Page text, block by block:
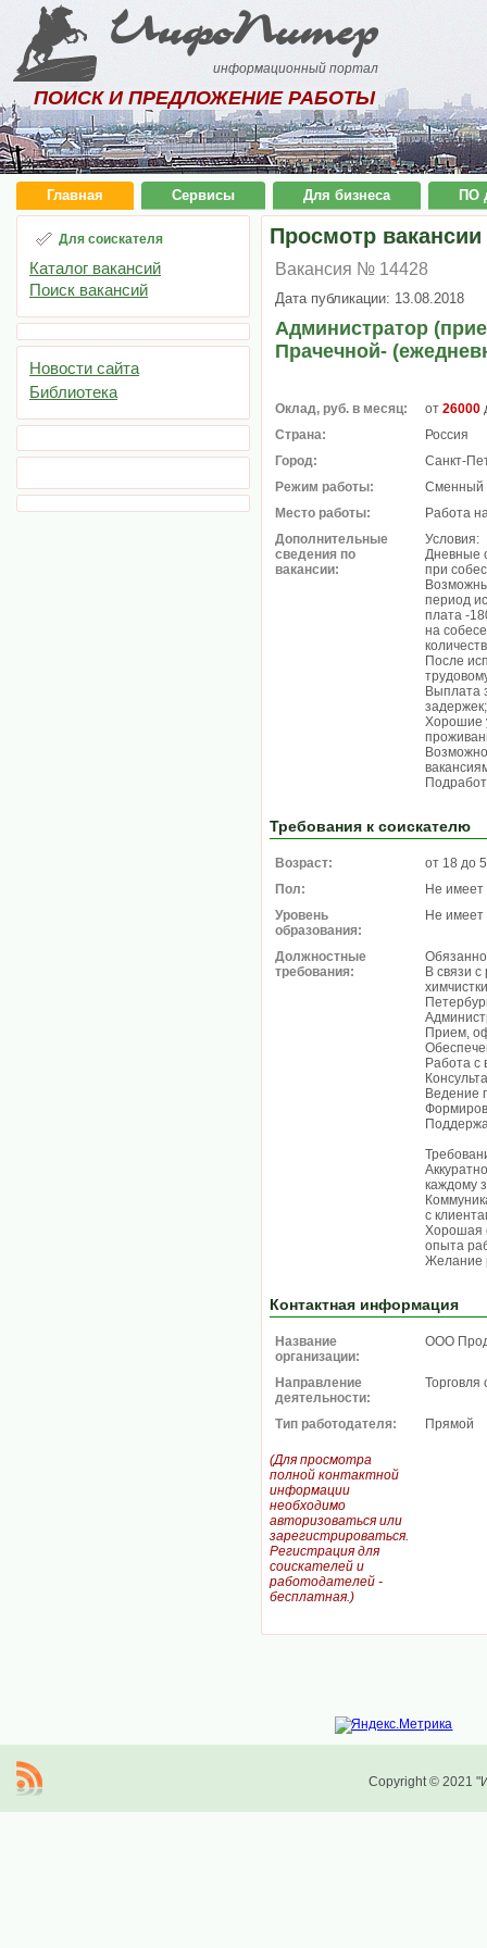
ИнфоПитер
информационный портал
ПОИСК И ПРЕДЛОЖЕНИЕ РАБОТЫ
Главная Сервисы Для бизнеса ПО
Для соискателя
Каталог вакансий
Поиск вакансий
Новости сайта
Библиотека
Просмотр вакансии
Вакансия № 14428
Дата публикации: 13.08.2018
Администратор
Прачечной-
Оклад, руб. в месяц: от 26000
Страна:
Россия
Город:
Санкт-
Режим работы:
Сменный
Место работы:
Работа
Дополнительные
сведения по
вакансии:
Условия:
Дневные
при
период
плата -
на
После
Выплата
задержек;
Хорошие
Требования к соискателю
Возраст:
от 18 до
Пол:
Не имеет
Уровень
образования:
Не имеет
Должностные
требования:
В связи
Прием,
Работа с
Ведение
каждому
с
Хорошая
опыта
Желание
Контактная информация
Название
организации:
ООО
Направление
деятельности:
Торговля
Тип работодателя: Прямой
(Для просмотра
полной контактной
информации
необходимо
авторизоваться или
зарегистрироваться.
Регистрация для
соискателей и
работодателей -
бесплатная.)
Copyright © 2021